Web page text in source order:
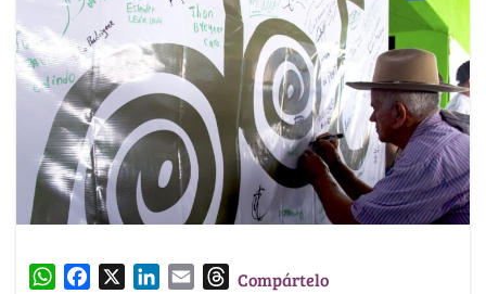
W
TCompártelo